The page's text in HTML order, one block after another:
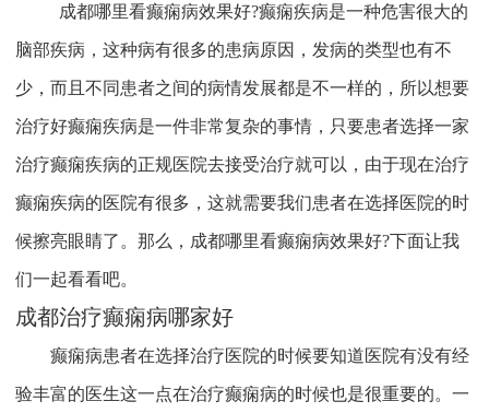
成都哪里看癫痫病效果好?癫痫疾病是一种危害很大的
脑部疾病，这种病有很多的患病原因，发病的类型也有不
少，而且不同患者之间的病情发展都是不一样的，所以想要
治疗好癫痫疾病是一件非常复杂的事情，只要患者选择一家
治疗癫痫疾病的正规医院去接受治疗就可以，由于现在治疗
癫痫疾病的医院有很多，这就需要我们患者在选择医院的时
候擦亮眼睛了。那么，成都哪里看癫痫病效果好?下面让我
们一起看看吧。
成都治疗癫痫病哪家好
癫痫病患者在选择治疗医院的时候要知道医院有没有经
验丰富的医生这一点在治疗癫痫病的时候也是很重要的。一